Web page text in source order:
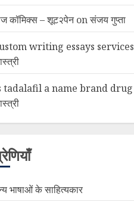
कॉमिक्स – शूट२पेनonसंजय गुप्ता
writing essays services
tadalafil a name brand drug
भाषाओं के साहित्यकार